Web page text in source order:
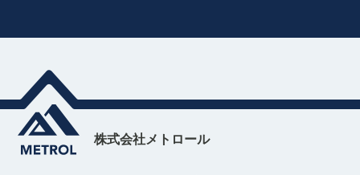
株式会社メトロール